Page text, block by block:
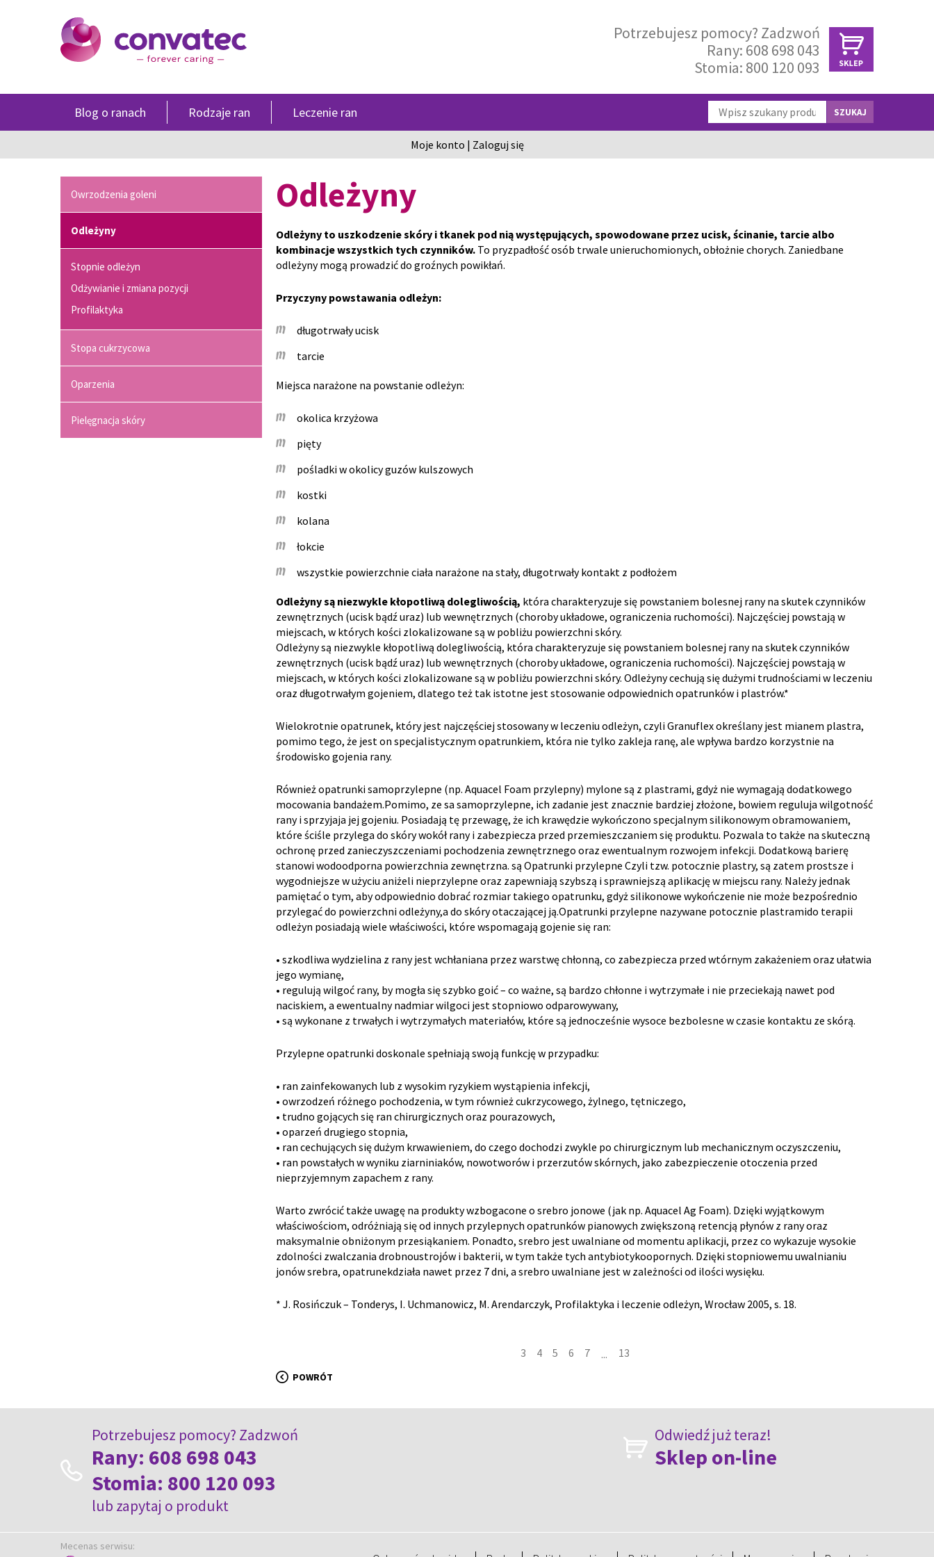
Potrzebujesz pomocy? Zadzwoń
Rany: 608 698 043
Stomia: 800 120 093
Blog o ranach Rodzaje ran Leczenie ran SZUKAJ
Moje konto | Zaloguj się
Owrzodzenia goleni
Odleżyny
Stopnie odleżyn
Odżywianie i zmiana pozycji
Profilaktyka
Stopa cukrzycowa
Oparzenia
Pielęgnacja skóry
Odleżyny
Odleżyny to uszkodzenie skóry i tkanek pod nią występujących, spowodowane przez ucisk, ścinanie, tarcie albo
kombinacje wszystkich tych czynników. To pryzpadłość osób trwale unieruchomionych, obłożnie chorych. Zaniedbane
odleżyny mogą prowadzić do groźnych powikłań.
Przyczyny powstawania odleżyn:
długotrwały ucisk
tarcie
Miejsca narażone na powstanie odleżyn:
okolica krzyżowa
pięty
pośladki w okolicy guzów kulszowych
kostki
kolana
łokcie
wszystkie powierzchnie ciała narażone na stały, długotrwały kontakt z podłożem
Odleżyny są niezwykle kłopotliwą dolegliwością, która charakteryzuje się powstaniem bolesnej rany na skutek czynników
zewnętrznych (ucisk bądź uraz) lub wewnętrznych (choroby układowe, ograniczenia ruchomości). Najczęściej powstają w
miejscach, w których kości zlokalizowane są w pobliżu powierzchni skóry.
Odleżyny są niezwykle kłopotliwą dolegliwością, która charakteryzuje się powstaniem bolesnej rany na skutek czynników
zewnętrznych (ucisk bądź uraz) lub wewnętrznych (choroby układowe, ograniczenia ruchomości). Najczęściej powstają w
miejscach, w których kości zlokalizowane są w pobliżu powierzchni skóry. Odleżyny cechują się dużymi trudnościami w leczeniu
oraz długotrwałym gojeniem, dlatego też tak istotne jest stosowanie odpowiednich opatrunków i plastrów.*
Wielokrotnie opatrunek, który jest najczęściej stosowany w leczeniu odleżyn, czyli Granuflex określany jest mianem plastra,
pomimo tego, że jest on specjalistycznym opatrunkiem, która nie tylko zakleja ranę, ale wpływa bardzo korzystnie na
środowisko gojenia rany.
Również opatrunki samoprzylepne (np. Aquacel Foam przylepny) mylone są z plastrami, gdyż nie wymagają dodatkowego
mocowania bandażem.Pomimo, ze sa samoprzylepne, ich zadanie jest znacznie bardziej złożone, bowiem reguluja wilgotność
rany i sprzyjaja jej gojeniu. Posiadają tę przewagę, że ich krawędzie wykończono specjalnym silikonowym obramowaniem,
które ściśle przylega do skóry wokół rany i zabezpiecza przed przemieszczaniem się produktu. Pozwala to także na skuteczną
ochronę przed zanieczyszczeniami pochodzenia zewnętrznego oraz ewentualnym rozwojem infekcji. Dodatkową barierę
stanowi wodoodporna powierzchnia zewnętrzna. są Opatrunki przylepne Czyli tzw. potocznie plastry, są zatem prostsze i
wygodniejsze w użyciu aniżeli nieprzylepne oraz zapewniają szybszą i sprawniejszą aplikację w miejscu rany. Należy jednak
pamiętać o tym, aby odpowiednio dobrać rozmiar takiego opatrunku, gdyż silikonowe wykończenie nie może bezpośrednio
przylegać do powierzchni odleżyny,a do skóry otaczającej ją.Opatrunki przylepne nazywane potocznie plastramido terapii
odleżyn posiadają wiele właściwości, które wspomagają gojenie się ran:
• szkodliwa wydzielina z rany jest wchłaniana przez warstwę chłonną, co zabezpiecza przed wtórnym zakażeniem oraz ułatwia
jego wymianę,
• regulują wilgoć rany, by mogła się szybko goić – co ważne, są bardzo chłonne i wytrzymałe i nie przeciekają nawet pod
naciskiem, a ewentualny nadmiar wilgoci jest stopniowo odparowywany,
• są wykonane z trwałych i wytrzymałych materiałów, które są jednocześnie wysoce bezbolesne w czasie kontaktu ze skórą.
Przylepne opatrunki doskonale spełniają swoją funkcję w przypadku:
• ran zainfekowanych lub z wysokim ryzykiem wystąpienia infekcji,
• owrzodzeń różnego pochodzenia, w tym również cukrzycowego, żylnego, tętniczego,
• trudno gojących się ran chirurgicznych oraz pourazowych,
• oparzeń drugiego stopnia,
• ran cechujących się dużym krwawieniem, do czego dochodzi zwykle po chirurgicznym lub mechanicznym oczyszczeniu,
• ran powstałych w wyniku ziarniniaków, nowotworów i przerzutów skórnych, jako zabezpieczenie otoczenia przed
nieprzyjemnym zapachem z rany.
Warto zwrócić także uwagę na produkty wzbogacone o srebro jonowe (jak np. Aquacel Ag Foam). Dzięki wyjątkowym
właściwościom, odróżniają się od innych przylepnych opatrunków pianowych zwiększoną retencją płynów z rany oraz
maksymalnie obniżonym przesiąkaniem. Ponadto, srebro jest uwalniane od momentu aplikacji, przez co wykazuje wysokie
zdolności zwalczania drobnoustrojów i bakterii, w tym także tych antybiotykoopornych. Dzięki stopniowemu uwalnianiu
jonów srebra, opatrunekdziała nawet przez 7 dni, a srebro uwalniane jest w zależności od ilości wysięku.
* J. Rosińczuk – Tonderys, I. Uchmanowicz, M. Arendarczyk, Profilaktyka i leczenie odleżyn, Wrocław 2005, s. 18.
3 4 5 6 7 ... 13
POWRÓT
Potrzebujesz pomocy? Zadzwoń
Rany: 608 698 043
Stomia: 800 120 093
lub zapytaj o produkt
Odwiedź już teraz!
Sklep on-line
Mecenas serwisu: